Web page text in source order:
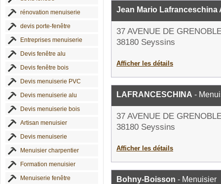
rénovation menuiserie
devis porte-fenêtre
Entreprises menuiserie
Devis fenêtre alu
Devis fenêtre bois
Devis menuiserie PVC
Devis menuiserie alu
Devis menuiserie bois
Artisan menuisier
Devis menuiserie
Menuisier charpentier
Formation menuisier
Menuiserie fenêtre
Jean Mario Lafranceschina
37 AVENUE DE
38180 Seyssins
Afficher les détails
LAFRANCESCHINA -
37 AVENUE DE
38180 Seyssins
Afficher les détails
Bohny-Boisson - Menuisier